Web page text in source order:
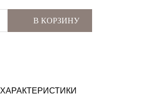
В КОРЗИНУ
ХАРАКТЕРИСТИКИ